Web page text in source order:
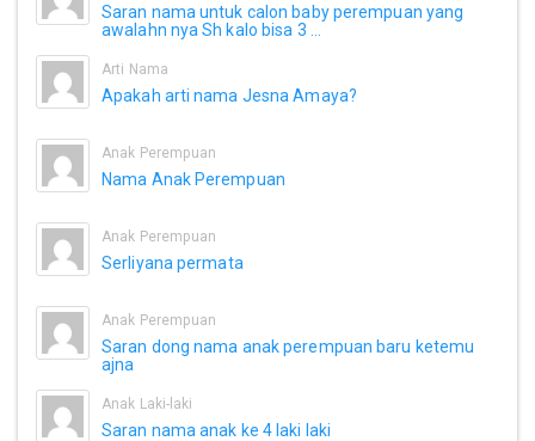
Saran nama untuk calon baby perempuan yang
awalahn nya Sh kalo bisa 3 ...
Arti Nama
Apakah arti nama Jesna Amaya?
Anak Perempuan
Nama Anak Perempuan
Anak Perempuan
Serliyana permata
Anak Perempuan
Saran dong nama anak perempuan baru ketemu
ajna
Anak Laki-laki
Saran nama anak ke 4 laki laki